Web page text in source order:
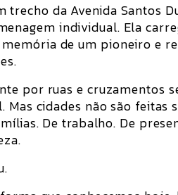
trecho da Avenida Santos
individual. Ela
de um pioneiro e
por ruas e cruzamentos
cidades não são feitas
De trabalho. De